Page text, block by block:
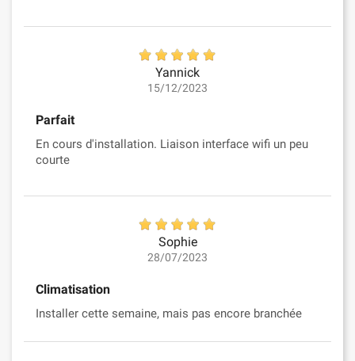
Yannick
15/12/2023
Parfait
En cours d'installation. Liaison interface wifi un peu
courte
Sophie
28/07/2023
Climatisation
Installer cette semaine, mais pas encore branchée